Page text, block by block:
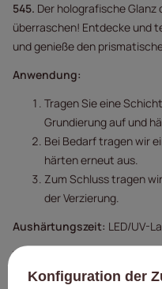
545. Der holografische Glanz
überraschen! Entdecke und
und genieße den
Anwendung:
Tragen Sie eine
Grundierung auf und
Bei Bedarf tragen wir
härten erneut aus.
Zum Schluss tragen
der Verzierung.
Aushärtungszeit: LED/UV-
Warnhinweise:
Produkt nur für den
Konfiguration der